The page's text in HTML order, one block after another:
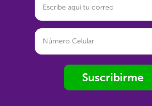
Suscribirme